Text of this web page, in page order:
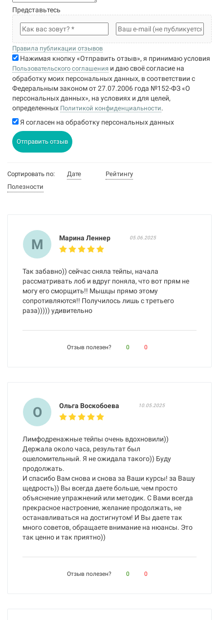
Представьтесь
Правила публикации отзывов
Нажимая кнопку «Отправить отзыв», я принимаю условия
Пользовательского соглашения и даю своё согласие на
обработку моих персональных данных, в соответствии с
Федеральным законом от 27.07.2006 года №152-ФЗ «О
персональных данных», на условиях и для целей,
определенных Политикой конфиденциальности.
Я согласен на обработку персональных данных
Отправить отзыв
Сортировать по: Дате
Рейтингу
Полезности
М Марина Леннер 05.06.2025
Так забавно)) сейчас сняла тейпы, начала
рассматривать лоб и вдруг поняла, что вот прям не
могу его сморщить!! Мышцы прямо этому
сопротивляются!! Получилось лишь с третьего
раза))))) удивительно
Отзыв полезен? 0 0
О Ольга Воскобоева 10.05.2025
Лимфодренажные тейпы очень вдохновили))
Держала около часа, результат был
ошеломительный. Я не ожидала такого)) Буду
продолжать.
И спасибо Вам снова и снова за Ваши курсы! за Вашу
щедрость)) Вы всегда даете больше, чем просто
объяснение упражнений или методик. С Вами всегда
прекрасное настроение, желание продолжать, не
останавливаться на достигнутом! И Вы даете так
много советов, обращаете внимание на нюансы. Это
так ценно и так приятно))
Отзыв полезен? 0 0